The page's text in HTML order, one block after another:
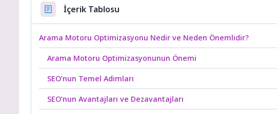
İçerik Tablosu
Arama Motoru Optimizasyonu Nedir ve Neden Önemlidir?
Arama Motoru Optimizasyonunun Önemi
SEO’nun Temel Adımları
SEO’nun Avantajları ve Dezavantajları